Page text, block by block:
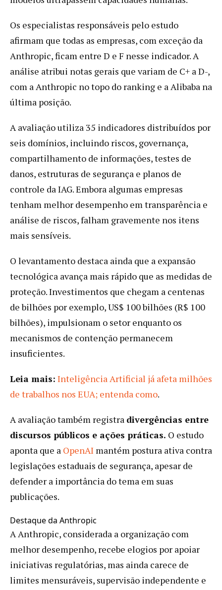
Os especialistas responsáveis pelo estudo
afirmam que todas as empresas, com exceção da
Anthropic, ficam entre D e F nesse indicador. A
análise atribui notas gerais que variam de C+ a D-,
com a Anthropic no topo do ranking e a Alibaba na
última posição.
A avaliação utiliza 35 indicadores distribuídos por
seis domínios, incluindo riscos, governança,
compartilhamento de informações, testes de
danos, estruturas de segurança e planos de
controle da IAG. Embora algumas empresas
tenham melhor desempenho em transparência e
análise de riscos, falham gravemente nos itens
mais sensíveis.
O levantamento destaca ainda que a expansão
tecnológica avança mais rápido que as medidas de
proteção. Investimentos que chegam a centenas
de bilhões por exemplo, US$ 100 bilhões (R$ 100
bilhões), impulsionam o setor enquanto os
mecanismos de contenção permanecem
insuficientes.
Leia mais: Inteligência Artificial já afeta milhões
de trabalhos nos EUA; entenda como.
A avaliação também registra divergências entre
discursos públicos e ações práticas. O estudo
aponta que a OpenAI mantém postura ativa contra
legislações estaduais de segurança, apesar de
defender a importância do tema em suas
publicações.
Destaque da Anthropic
A Anthropic, considerada a organização com
melhor desempenho, recebe elogios por apoiar
iniciativas regulatórias, mas ainda carece de
limites mensuráveis, supervisão independente e